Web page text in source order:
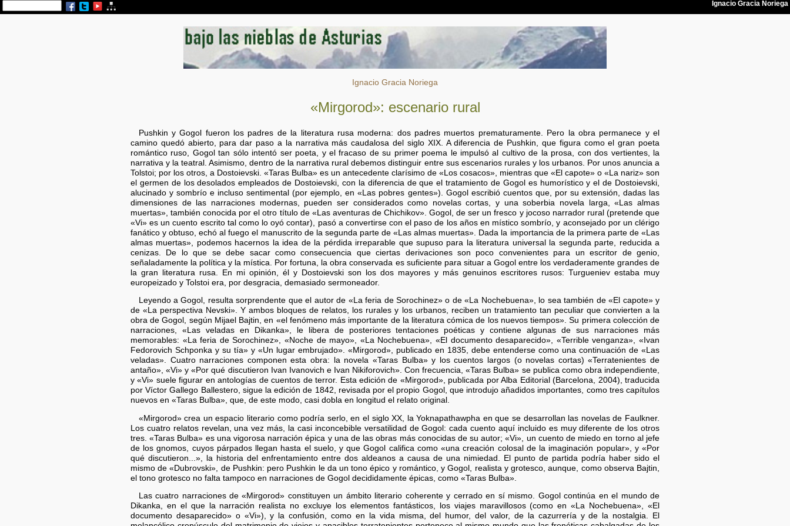
Ignacio Gracia Noriega
«Mirgorod»: escenario rural
Pushkin y Gogol fueron los padres de la literatura rusa moderna: dos padres muertos prematuramente. Pero la obra permanece y el
camino quedó abierto, para dar paso a la narrativa más caudalosa del siglo XIX. A diferencia de Pushkin, que figura como el gran poeta
romántico ruso, Gogol tan sólo intentó ser poeta, y el fracaso de su primer poema le impulsó al cultivo de la prosa, con dos vertientes, la
narrativa y la teatral. Asimismo, dentro de la narrativa rural debemos distinguir entre sus escenarios rurales y los urbanos. Por unos anuncia a
Tolstoi; por los otros, a Dostoievski. «Taras Bulba» es un antecedente clarísimo de «Los cosacos», mientras que «El capote» o «La nariz» son
el germen de los desolados empleados de Dostoievski, con la diferencia de que el tratamiento de Gogol es humorístico y el de Dostoievski,
alucinado y sombrío e incluso sentimental (por ejemplo, en «Las pobres gentes»). Gogol escribió cuentos que, por su extensión, dadas las
dimensiones de las narraciones modernas, pueden ser considerados como novelas cortas, y una soberbia novela larga, «Las almas
muertas», también conocida por el otro título de «Las aventuras de Chichikov». Gogol, de ser un fresco y jocoso narrador rural (pretende que
«Vi» es un cuento escrito tal como lo oyó contar), pasó a convertirse con el paso de los años en místico sombrío, y aconsejado por un clérigo
fanático y obtuso, echó al fuego el manuscrito de la segunda parte de «Las almas muertas». Dada la importancia de la primera parte de «Las
almas muertas», podemos hacernos la idea de la pérdida irreparable que supuso para la literatura universal la segunda parte, reducida a
cenizas. De lo que se debe sacar como consecuencia que ciertas derivaciones son poco convenientes para un escritor de genio,
señaladamente la política y la mística. Por fortuna, la obra conservada es suficiente para situar a Gogol entre los verdaderamente grandes de
la gran literatura rusa. En mi opinión, él y Dostoievski son los dos mayores y más genuinos escritores rusos: Turgueniev estaba muy
europeizado y Tolstoi era, por desgracia, demasiado sermoneador.
Leyendo a Gogol, resulta sorprendente que el autor de «La feria de Sorochinez» o de «La Nochebuena», lo sea también de «El capote» y
de «La perspectiva Nevski». Y ambos bloques de relatos, los rurales y los urbanos, reciben un tratamiento tan peculiar que convierten a la
obra de Gogol, según Mijael Bajtin, en «el fenómeno más importante de la literatura cómica de los nuevos tiempos». Su primera colección de
narraciones, «Las veladas en Dikanka», le libera de posteriores tentaciones poéticas y contiene algunas de sus narraciones más
memorables: «La feria de Sorochinez», «Noche de mayo», «La Nochebuena», «El documento desaparecido», «Terrible venganza», «Ivan
Fedorovich Schponka y su tía» y «Un lugar embrujado». «Mirgorod», publicado en 1835, debe entenderse como una continuación de «Las
veladas». Cuatro narraciones componen esta obra: la novela «Taras Bulba» y los cuentos largos (o novelas cortas) «Terratenientes de
antaño», «Vi» y «Por qué discutieron Ivan Ivanovich e Ivan Nikiforovich». Con frecuencia, «Taras Bulba» se publica como obra independiente,
y «Vi» suele figurar en antologías de cuentos de terror. Esta edición de «Mirgorod», publicada por Alba Editorial (Barcelona, 2004), traducida
por Víctor Gallego Ballestero, sigue la edición de 1842, revisada por el propio Gogol, que introdujo añadidos importantes, como tres capítulos
nuevos en «Taras Bulba», que, de este modo, casi dobla en longitud el relato original.
«Mirgorod» crea un espacio literario como podría serlo, en el siglo XX, la Yoknapathawpha en que se desarrollan las novelas de Faulkner.
Los cuatro relatos revelan, una vez más, la casi inconcebible versatilidad de Gogol: cada cuento aquí incluido es muy diferente de los otros
tres. «Taras Bulba» es una vigorosa narración épica y una de las obras más conocidas de su autor; «Vi», un cuento de miedo en torno al jefe
de los gnomos, cuyos párpados llegan hasta el suelo, y que Gogol califica como «una creación colosal de la imaginación popular», y «Por
qué discutieron...», la historia del enfrentamiento entre dos aldeanos a causa de una nimiedad. El punto de partida podría haber sido el
mismo de «Dubrovski», de Pushkin: pero Pushkin le da un tono épico y romántico, y Gogol, realista y grotesco, aunque, como observa Bajtin,
el tono grotesco no falta tampoco en narraciones de Gogol decididamente épicas, como «Taras Bulba».
Las cuatro narraciones de «Mirgorod» constituyen un ámbito literario coherente y cerrado en sí mismo. Gogol continúa en el mundo de
Dikanka, en el que la narración realista no excluye los elementos fantásticos, los viajes maravillosos (como en «La Nochebuena», «El
documento desaparecido» o «Vi»), y la confusión, como en la vida misma, del humor, del valor, de la cazurrería y de la nostalgia. El